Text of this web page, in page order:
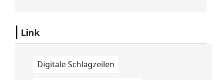
Link
Digitale Schlagzeilen